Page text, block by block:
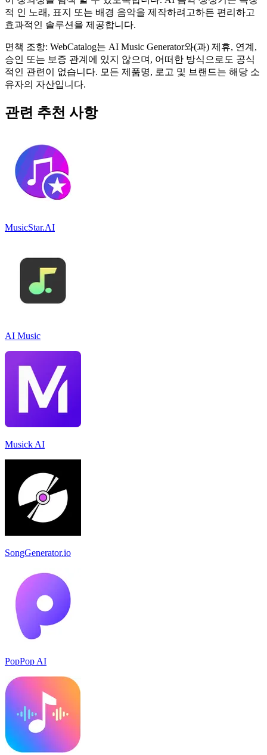
적 인 노래, 표지 또는 배경 음악을 제작하려고하든 편리하고
효과적인 솔루션을 제공합니다.
면책 조항: WebCatalog는 AI Music Generator와(과) 제휴, 연계,
승인 또는 보증 관계에 있지 않으며, 어떠한 방식으로도 공식
적인 관련이 없습니다. 모든 제품명, 로고 및 브랜드는 해당 소
유자의 자산입니다.
관련 추천 사항
MusicStar.AI
AI Music
Musick AI
SongGenerator.io
PopPop AI